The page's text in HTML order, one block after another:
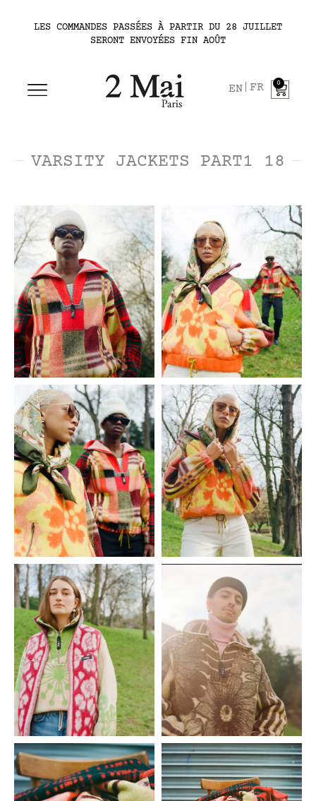
LES COMMANDES PASSÉES À PARTIR DU 28 JUILLET
SERONT ENVOYÉES FIN AOÛT
EN FR 0
VARSITY JACKETS PART1 18